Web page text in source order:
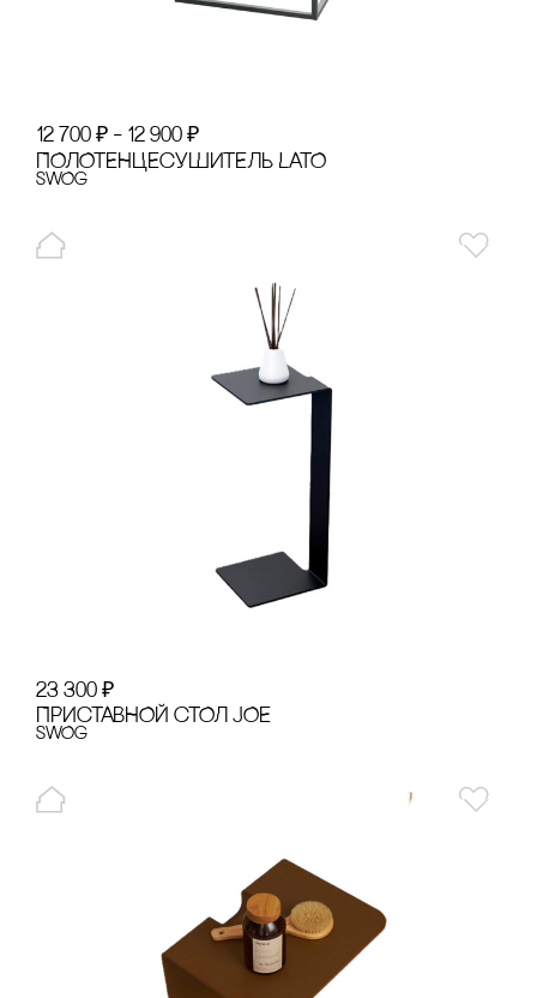
12 700 ₽ – 12 900 ₽
ПОЛОТЕНЦЕсУШИТЕЛЬ LATO
SWOg
23 300 ₽
ПРИсТАВНОЙ сТОЛ JOE
SWOg